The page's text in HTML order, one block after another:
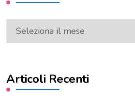
Tutti
Gli
Articoli Recenti